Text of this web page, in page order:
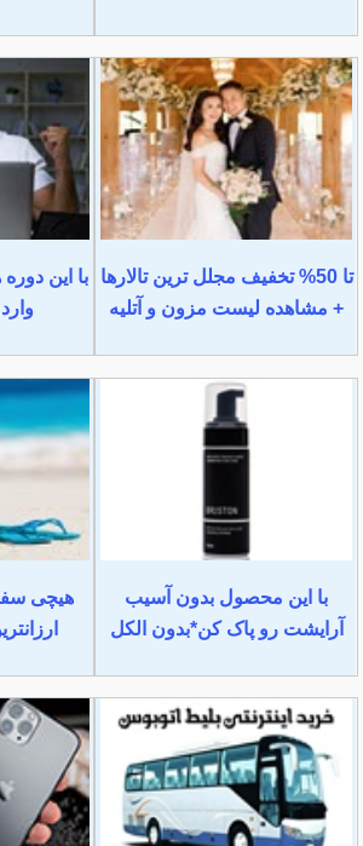
تا 50% تخفیف مجلل ترین تالارها
+ مشاهده لیست مزون و آتلیه
با این
با این محصول بدون آسیب
آرایشت رو پاک کن*بدون الکل
هیچی